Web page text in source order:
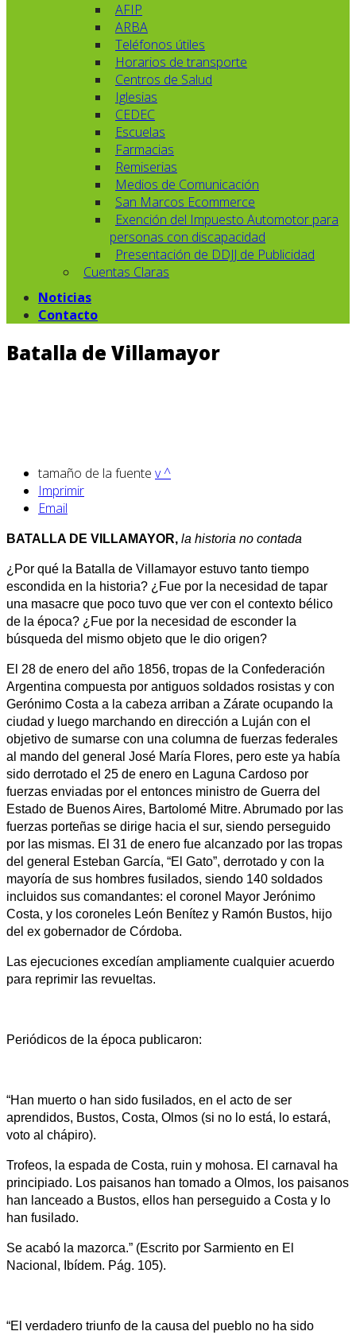
AFIP
ARBA
Teléfonos útiles
Horarios de transporte
Centros de Salud
Iglesias
CEDEC
Escuelas
Farmacias
Remiserias
Medios de Comunicación
San Marcos Ecommerce
Exención del Impuesto Automotor para
personas con discapacidad
Presentación de DDJJ de Publicidad
Cuentas Claras
Noticias
Contacto
Batalla de Villamayor
tamaño de la fuente v^
Imprimir
Email
BATALLA DE VILLAMAYOR, la historia no contada
¿Por qué la Batalla de Villamayor estuvo tanto tiempo
escondida en la historia? ¿Fue por la necesidad de tapar
una masacre que poco tuvo que ver con el contexto bélico
de la época? ¿Fue por la necesidad de esconder la
búsqueda del mismo objeto que le dio origen?
El 28 de enero del año 1856, tropas de la Confederación
Argentina compuesta por antiguos soldados rosistas y con
Gerónimo Costa a la cabeza arriban a Zárate ocupando la
ciudad y luego marchando en dirección a Luján con el
objetivo de sumarse con una columna de fuerzas federales
al mando del general José María Flores, pero este ya había
sido derrotado el 25 de enero en Laguna Cardoso por
fuerzas enviadas por el entonces ministro de Guerra del
Estado de Buenos Aires, Bartolomé Mitre. Abrumado por las
fuerzas porteñas se dirige hacia el sur, siendo perseguido
por las mismas. El 31 de enero fue alcanzado por las tropas
del general Esteban García, “El Gato”, derrotado y con la
mayoría de sus hombres fusilados, siendo 140 soldados
incluidos sus comandantes: el coronel Mayor Jerónimo
Costa, y los coroneles León Benítez y Ramón Bustos, hijo
del ex gobernador de Córdoba.
Las ejecuciones excedían ampliamente cualquier acuerdo
para reprimir las revueltas.
Periódicos de la época publicaron:
“Han muerto o han sido fusilados, en el acto de ser
aprendidos, Bustos, Costa, Olmos (si no lo está, lo estará,
voto al chápiro).
Trofeos, la espada de Costa, ruin y mohosa. El carnaval ha
principiado. Los paisanos han tomado a Olmos, los paisanos
han lanceado a Bustos, ellos han perseguido a Costa y lo
han fusilado.
Se acabó la mazorca.” (Escrito por Sarmiento en El
Nacional, Ibídem. Pág. 105).
“El verdadero triunfo de la causa del pueblo no ha sido